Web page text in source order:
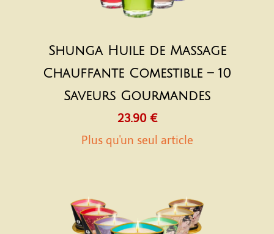
Shunga Huile de Massage
Chauffante Comestible – 10
Saveurs Gourmandes
23.90 €
Plus qu'un seul article